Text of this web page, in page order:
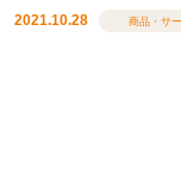
2021.10.28 商品・サ